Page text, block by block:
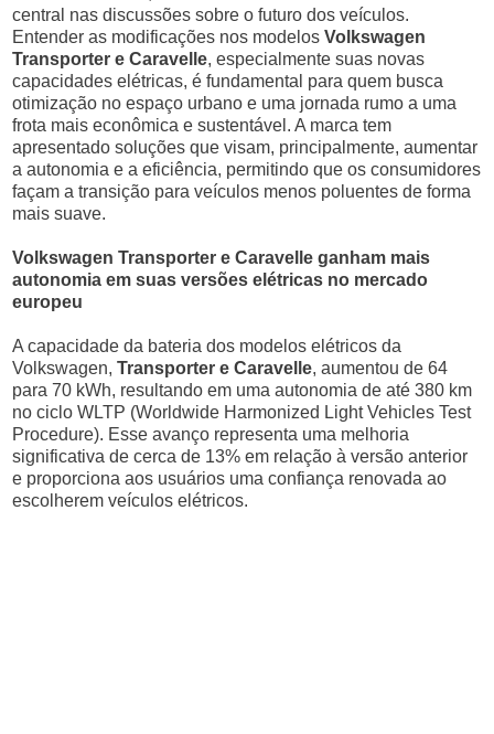
central nas discussões sobre o futuro dos veículos.
Entender as modificações nos modelosVolkswagen
Transporter e Caravelle, especialmente suas novas
capacidades elétricas, é fundamental para quem busca
otimização no espaço urbano e uma jornada rumo a uma
frota mais econômica e sustentável. A marca tem
apresentado soluções que visam, principalmente, aumentar
a autonomia e a eficiência, permitindo que os consumidores
façam a transição para veículos menos poluentes de forma
mais suave.
Volkswagen Transporter e Caravelle ganham mais
autonomia em suas versões elétricas no mercado
europeu
A capacidade da bateria dos modelos elétricos da
Volkswagen,Transporter e Caravelle, aumentou de 64
para 70 kWh, resultando em uma autonomia de até 380 km
no ciclo WLTP (Worldwide Harmonized Light Vehicles Test
Procedure). Esse avanço representa uma melhoria
significativa de cerca de 13% em relação à versão anterior
e proporciona aos usuários uma confiança renovada ao
escolherem veículos elétricos.